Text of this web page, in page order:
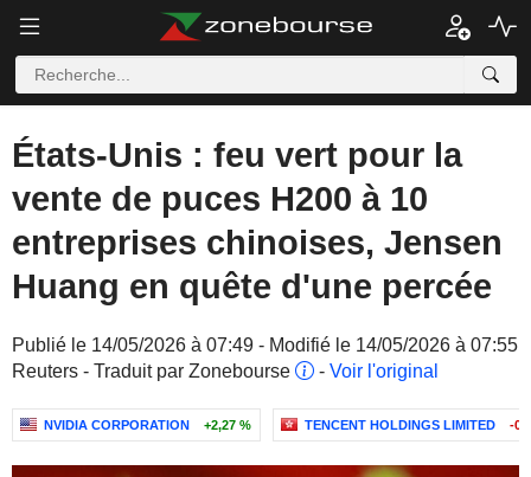
États-Unis : feu vert pour la
vente de puces H200 à 10
entreprises chinoises, Jensen
Huang en quête d'une percée
Publié le 14/05/2026 à 07:49 - Modifié le 14/05/2026 à 07:55
Reuters - Traduit par Zonebourse
- Voir l'original
NVIDIA CORPORATION +2,27 % TENCENT HOLDINGS LIMITED -